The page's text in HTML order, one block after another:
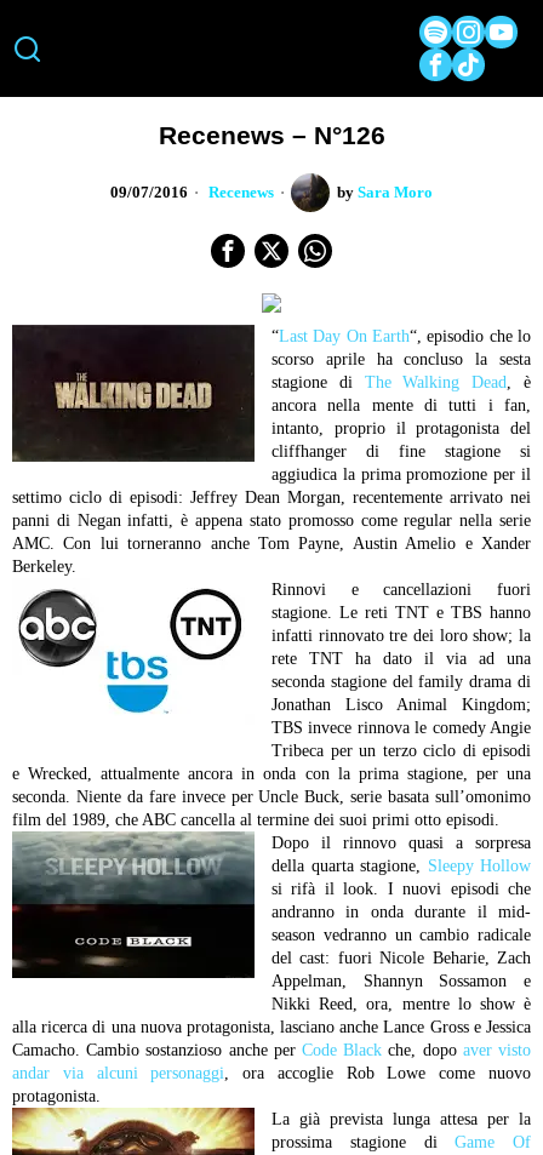
Recenews – N°126
09/07/2016 Recenews by Sara Moro
“Last Day On Earth“, episodio che lo
scorso aprile ha concluso la sesta
stagione di The Walking Dead, è
ancora nella mente di tutti i fan,
intanto, proprio il protagonista del
cliffhanger di fine stagione si
aggiudica la prima promozione per il
settimo ciclo di episodi: Jeffrey Dean Morgan, recentemente arrivato nei
panni di Negan infatti, è appena stato promosso come regular nella serie
AMC. Con lui torneranno anche Tom Payne, Austin Amelio e Xander
Berkeley.
Rinnovi e cancellazioni fuori
stagione. Le reti TNT e TBS hanno
infatti rinnovato tre dei loro show; la
rete TNT ha dato il via ad una
seconda stagione del family drama di
Jonathan Lisco Animal Kingdom;
TBS invece rinnova le comedy Angie
Tribeca per un terzo ciclo di episodi
e Wrecked, attualmente ancora in onda con la prima stagione, per una
seconda. Niente da fare invece per Uncle Buck, serie basata sull’omonimo
film del 1989, che ABC cancella al termine dei suoi primi otto episodi.
Dopo il rinnovo quasi a sorpresa
della quarta stagione, Sleepy Hollow
si rifà il look. I nuovi episodi che
andranno in onda durante il mid-
season vedranno un cambio radicale
del cast: fuori Nicole Beharie, Zach
Appelman, Shannyn Sossamon e
Nikki Reed, ora, mentre lo show è
alla ricerca di una nuova protagonista, lasciano anche Lance Gross e Jessica
Camacho. Cambio sostanzioso anche per Code Black che, dopo aver visto
andar via alcuni personaggi, ora accoglie Rob Lowe come nuovo
protagonista.
La già prevista lunga attesa per la
prossima stagione diGame Of